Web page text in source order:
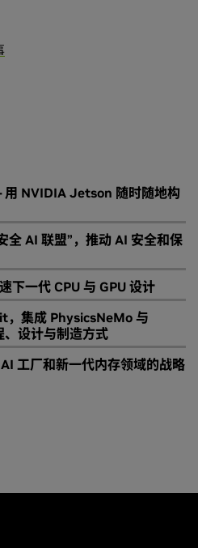
NVIDIA Jetson 随时随地构
全 AI 联盟”，推动 AI 安全和保
下一代 CPU 与 GPU 设计
集成 PhysicsNeMo 与
、设计与制造方式
工厂和新一代内存领域的战略